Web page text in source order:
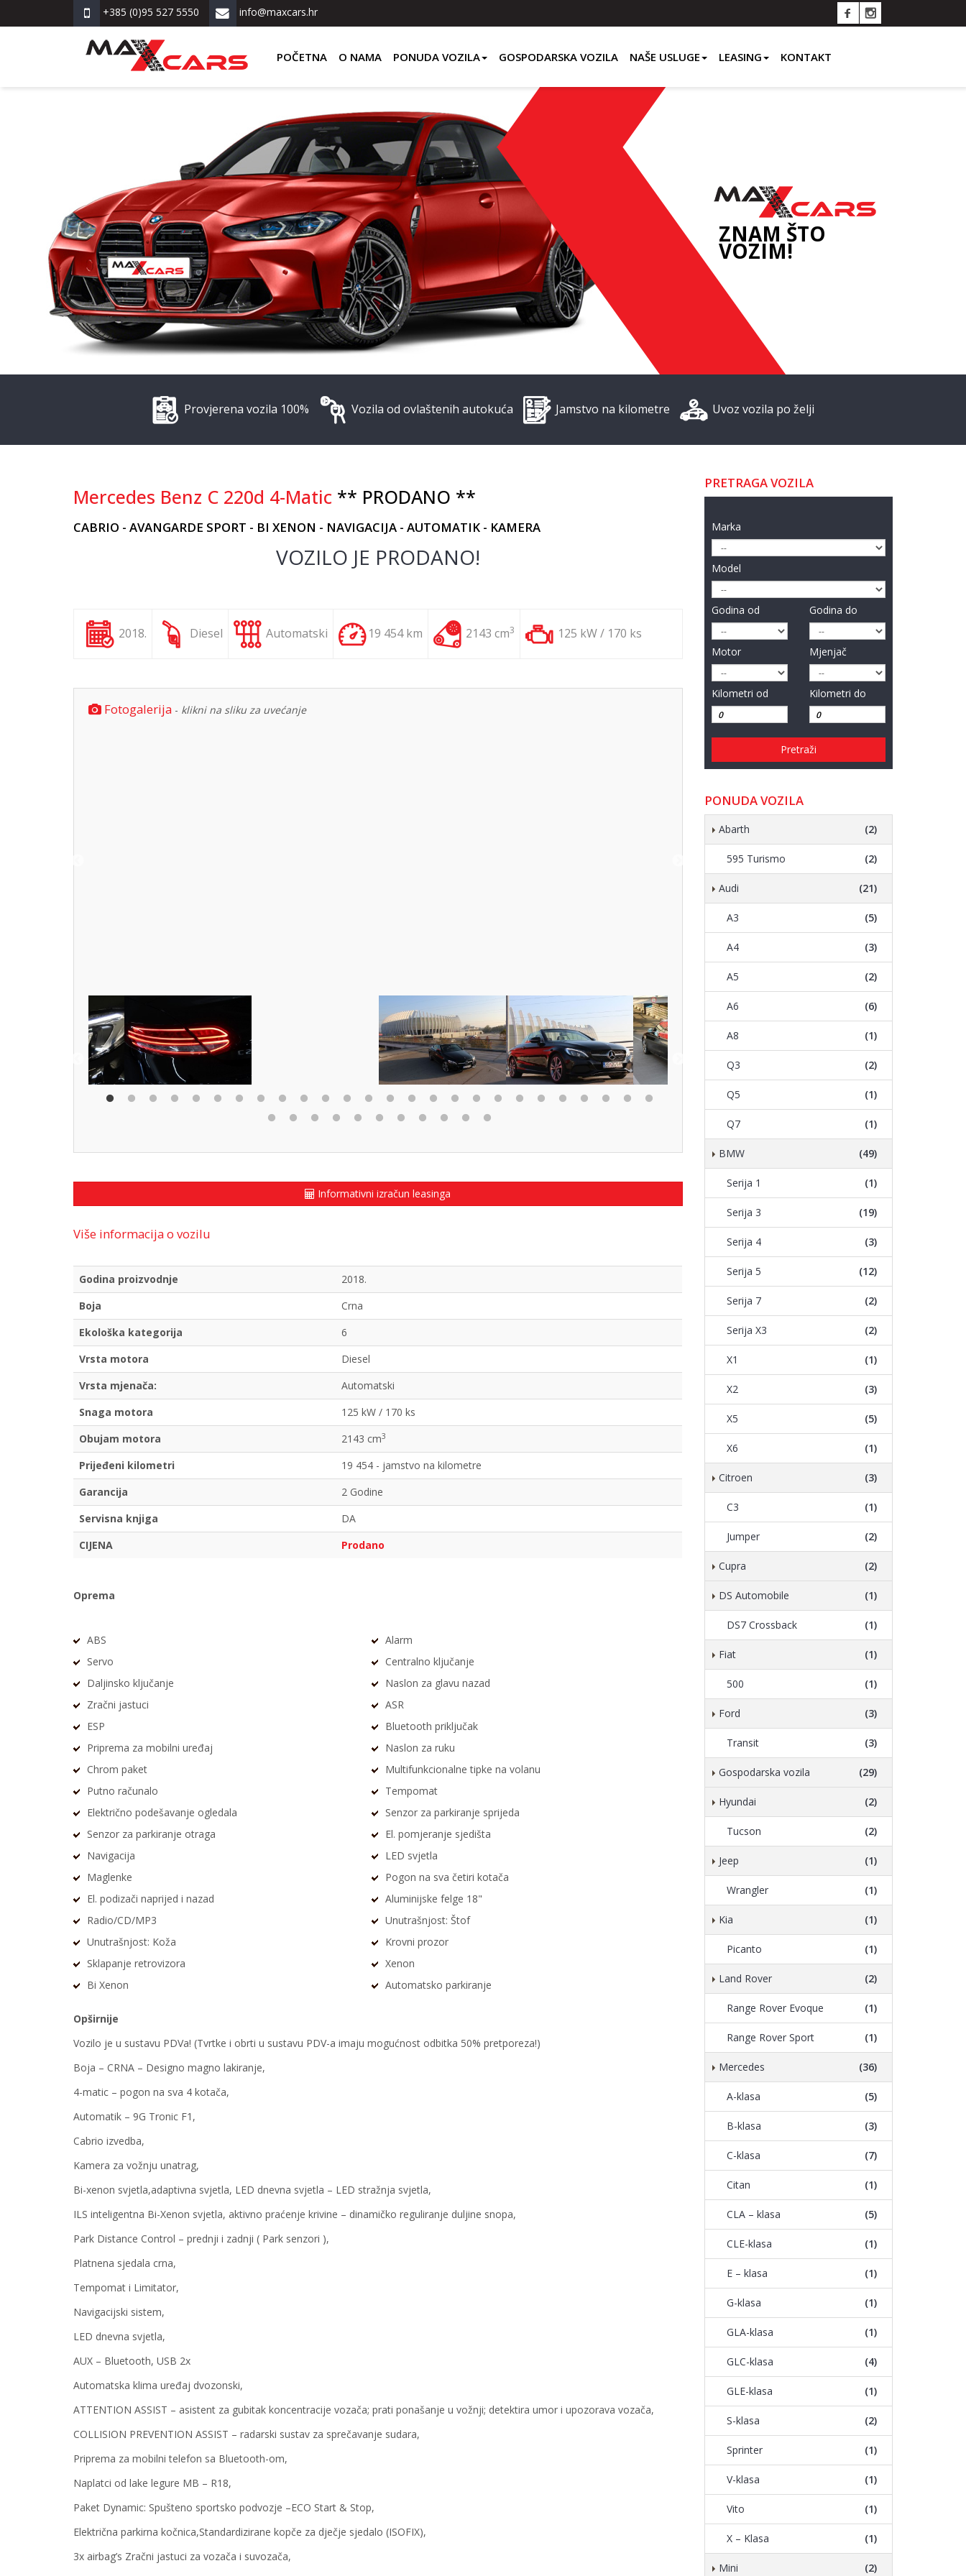
+385 (0)95 527 5550 info@maxcars.hr
POČETNA O NAMA PONUDA VOZILA GOSPODARSKA VOZILA NAŠE USLUGE LEASING KONTAKT
ZNAM ŠTO
VOZIM!
Provjerena vozila 100% Vozila od ovlaštenih autokuća Jamstvo na kilometre Uvoz vozila po želji
Mercedes Benz C 220d 4-Matic ** PRODANO **
CABRIO - AVANGARDE SPORT - BI XENON - NAVIGACIJA - AUTOMATIK - KAMERA
VOZILO JE PRODANO!
2018. Diesel Automatski 19 454 km 2143 cm3 125 kW / 170 ks
Fotogalerija - klikni na sliku za uvećanje
Informativni izračun leasinga
Više informacija o vozilu
Godina proizvodnje
2018.
Boja
Crna
Ekološka kategorija
6
Vrsta motora
Diesel
Vrsta mjenača:
Automatski
Snaga motora
125 kW / 170 ks
Obujam motora
2143 cm3
Prijeđeni kilometri
19 454 - jamstvo na kilometre
Garancija
2 Godine
Servisna knjiga
DA
CIJENA
Prodano
Oprema
ABS
Alarm
Servo
Centralno ključanje
Daljinsko ključanje
Naslon za glavu nazad
Zračni jastuci
ASR
ESP
Bluetooth priključak
Priprema za mobilni uređaj
Naslon za ruku
Chrom paket
Multifunkcionalne tipke na volanu
Putno računalo
Tempomat
Električno podešavanje ogledala
Senzor za parkiranje sprijeda
Senzor za parkiranje otraga
El. pomjeranje sjedišta
Navigacija
LED svjetla
Maglenke
Pogon na sva četiri kotača
El. podizači naprijed i nazad
Aluminijske felge 18"
Radio/CD/MP3
Unutrašnjost: Štof
Unutrašnjost: Koža
Krovni prozor
Sklapanje retrovizora
Xenon
Bi Xenon
Automatsko parkiranje
Opširnije
Vozilo je u sustavu PDVa! (Tvrtke i obrti u sustavu PDV-a imaju mogućnost odbitka 50% pretporeza!)
Boja – CRNA – Designo magno lakiranje,
4-matic – pogon na sva 4 kotača,
Automatik – 9G Tronic F1,
Cabrio izvedba,
Kamera za vožnju unatrag,
Bi-xenon svjetla,adaptivna svjetla, LED dnevna svjetla – LED stražnja svjetla,
ILS inteligentna Bi-Xenon svjetla, aktivno praćenje krivine – dinamičko reguliranje duljine snopa,
Park Distance Control – prednji i zadnji ( Park senzori ),
Platnena sjedala crna,
Tempomat i Limitator,
Navigacijski sistem,
LED dnevna svjetla,
AUX – Bluetooth, USB 2x
Automatska klima uređaj dvozonski,
ATTENTION ASSIST – asistent za gubitak koncentracije vozača; prati ponašanje u vožnji; detektira umor i upozorava vozača,
COLLISION PREVENTION ASSIST – radarski sustav za sprečavanje sudara,
Priprema za mobilni telefon sa Bluetooth-om,
Naplatci od lake legure MB – R18,
Paket Dynamic: Spušteno sportsko podvozje –ECO Start & Stop,
Električna parkirna kočnica,Standardizirane kopče za dječje sjedalo (ISOFIX),
3x airbag’s Zračni jastuci za vozača i suvozača,
PRETRAGA VOZILA
Marka
Model
Godina od Godina do
Motor Mjenjač
Kilometri od Kilometri do
Pretraži
PONUDA VOZILA
Abarth (2)
595 Turismo (2)
Audi (21)
A3 (5)
A4 (3)
A5 (2)
A6 (6)
A8 (1)
Q3 (2)
Q5 (1)
Q7 (1)
BMW (49)
Serija 1 (1)
Serija 3 (19)
Serija 4 (3)
Serija 5 (12)
Serija 7 (2)
Serija X3 (2)
X1 (1)
X2 (3)
X5 (5)
X6 (1)
Citroen (3)
C3 (1)
Jumper (2)
Cupra (2)
DS Automobile (1)
DS7 Crossback (1)
Fiat (1)
500 (1)
Ford (3)
Transit (3)
Gospodarska vozila (29)
Hyundai (2)
Tucson (2)
Jeep (1)
Wrangler (1)
Kia (1)
Picanto (1)
Land Rover (2)
Range Rover Evoque (1)
Range Rover Sport (1)
Mercedes (36)
A-klasa (5)
B-klasa (3)
C-klasa (7)
Citan (1)
CLA – klasa (5)
CLE-klasa (1)
E – klasa (1)
G-klasa (1)
GLA-klasa (1)
GLC-klasa (4)
GLE-klasa (1)
S-klasa (2)
Sprinter (1)
V-klasa (1)
Vito (1)
X – Klasa (1)
Mini (2)